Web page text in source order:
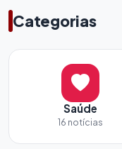
Categorias
Saúde
16 notícias